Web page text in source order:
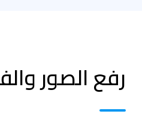
رفع الصور